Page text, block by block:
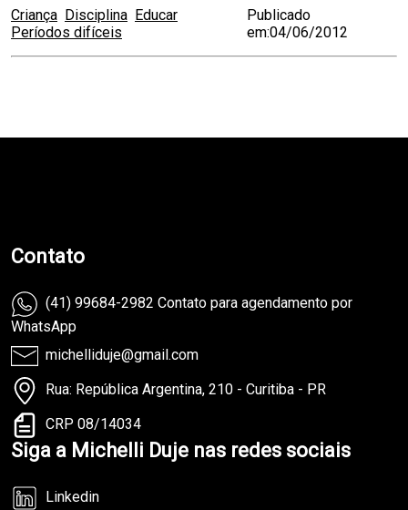
Criança Disciplina Educar
Períodos difíceis
Publicado
em:04/06/2012
Contato
(41) 99684-2982 Contato para agendamento por
WhatsApp
michelliduje@gmail.com
Rua: República Argentina, 210 - Curitiba - PR
CRP 08/14034
Siga a Michelli Duje nas redes sociais
Linkedin